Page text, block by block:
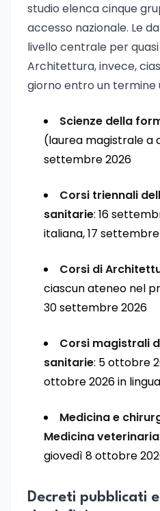
studio elenca cinque
accesso nazionale. Le
livello centrale per
Architettura, invece,
giorno entro un termine
Scienze della
(laurea magistrale a
settembre 2026
Corsi triennali
sanitarie: 16
italiana, 17
Corsi di
ciascun ateneo nel
30 settembre 2026
Corsi magistrali
sanitarie: 5 ottobre
ottobre 2026 in
Medicina e
Medicina
giovedì 8 ottobre
Decreti pubblicati